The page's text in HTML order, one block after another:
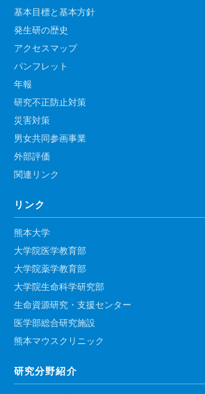
基本目標と基本方針
発生研の歴史
アクセスマップ
パンフレット
年報
研究不正防止対策
災害対策
男女共同参画事業
外部評価
関連リンク
リンク
熊本大学
大学院医学教育部
大学院薬学教育部
大学院生命科学研究部
生命資源研究・支援センター
医学部総合研究施設
熊本マウスクリニック
研究分野紹介